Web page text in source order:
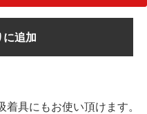
に追加
具にもお使い頂けます。